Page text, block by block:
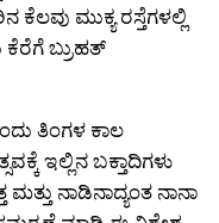
ಮುಕ್ಯ ರಸ್ತೆಗಳಲ್ಲಿ
ಬ್ರುಹತ್
ತಿಂಗಳ ಕಾಲ
ಇಲ್ಲಿನ ಬಕ್ತಾದಿಗಳು
ನಾಡಿನಾದ್ಯಂತ ನಾನಾ